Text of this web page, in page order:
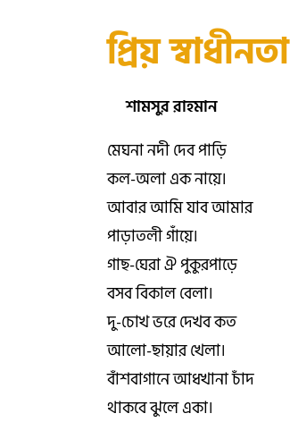
প্রিয় স্বাধীনতা
শামসুর রাহমান
মেঘনা নদী দেব পাড়ি
কল-অলা এক নায়ে।
আবার আমি যাব আমার
পাড়াতলী গাঁয়ে।
গাছ-ঘেরা ঐ পুকুরপাড়ে
বসব বিকাল বেলা।
দু-চোখ ভরে দেখব কত
আলো-ছায়ার খেলা।
বাঁশবাগানে আধখানা চাঁদ
থাকবে ঝুলে একা।